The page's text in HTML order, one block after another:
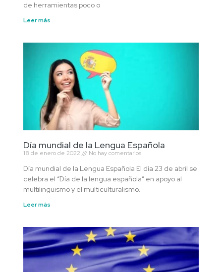
de herramientas poco o
Leer más
Día mundial de la Lengua Española
18 de enero de 2022 No hay comentarios
Día mundial de la Lengua Española El día 23 de abril se
celebra el “Día de la lengua española” en apoyo al
multilingüismo y el multiculturalismo.
Leer más